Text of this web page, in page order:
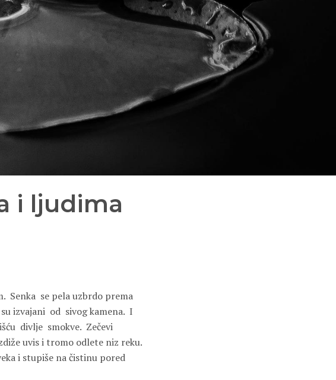
i ljudima
Senka se pela uzbrdo prema
izvajani od sivog kamena. I
divlje smokve. Zečevi
uvis i tromo odlete niz reku.
i stupiše na čistinu pored